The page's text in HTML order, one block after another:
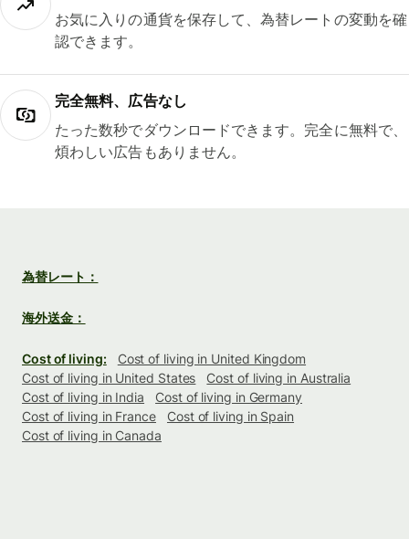
お気に入りの通貨を保存して、為替レートの変動を確
認できます。
完全無料、広告なし
たった数秒でダウンロードできます。完全に無料で、
煩わしい広告もありません。
為替レート：
海外送金：
Cost of living:
Cost of living in United Kingdom
Cost of living in United States
Cost of living in Australia
Cost of living in India
Cost of living in Germany
Cost of living in France
Cost of living in Spain
Cost of living in Canada